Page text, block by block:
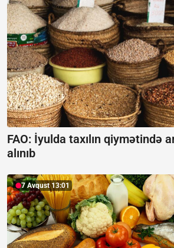
FAO: İyulda taxılın qiymətində
alınıb
7 Avqust 13:01